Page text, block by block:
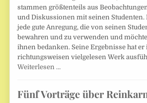
stammen größtenteils aus
und Diskussionen mit seinen Studenten.
jede gute Anregung, die von seinen
bewahren und zu verwenden und
ihnen bedanken. Seine Ergebnisse hat er
richtungsweisen vielgelesen Werk
Weiterlesen …
Fünf Vorträge über